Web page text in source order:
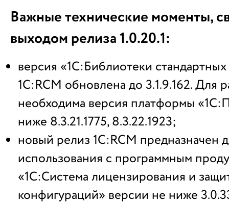
Важные технические моменты,
выходом релиза 1.0.20.1:
версия «1С:Библиотеки
1С:RCM обновлена до 3.1.9.162. Для
необходима версия платформы
ниже 8.3.21.1775, 8.3.22.1923;
новый релиз 1С:RCM предназначен
использования с программным
«1С:Система лицензирования и
конфигураций» версии не ниже